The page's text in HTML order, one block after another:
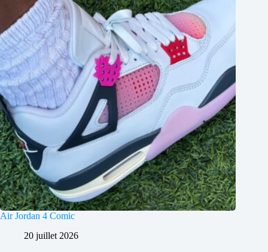
Air Jordan 4 Comic
20 juillet 2026